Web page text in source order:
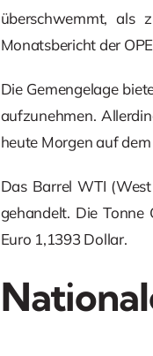
überschwemmt, als
Monatsbericht der
Die Gemengelage
aufzunehmen.
heute Morgen auf
Das Barrel WTI
gehandelt. Die
Euro 1,1393 Dollar.